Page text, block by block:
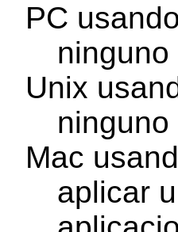
PC
ninguno
Unix
ninguno
Mac
aplicar